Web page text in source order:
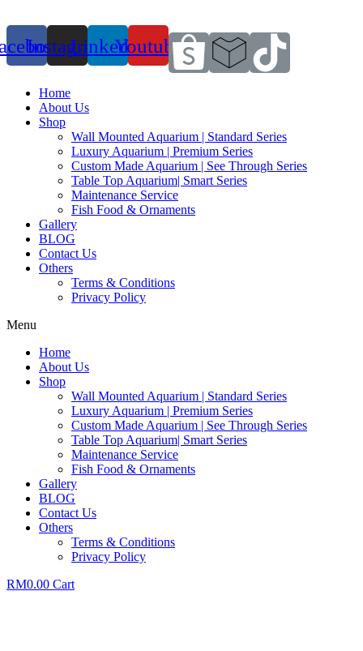
InstagramLinkedinYoutube
Home
About Us
Shop
Wall Mounted Aquarium | Standard Series
Luxury Aquarium | Premium Series
Custom Made Aquarium | See Through Series
Table Top Aquarium| Smart Series
Maintenance Service
Fish Food & Ornaments
Gallery
BLOG
Contact Us
Others
Terms & Conditions
Privacy Policy
Menu
Home
About Us
Shop
Wall Mounted Aquarium | Standard Series
Luxury Aquarium | Premium Series
Custom Made Aquarium | See Through Series
Table Top Aquarium| Smart Series
Maintenance Service
Fish Food & Ornaments
Gallery
BLOG
Contact Us
Others
Terms & Conditions
Privacy Policy
RM0.00 Cart